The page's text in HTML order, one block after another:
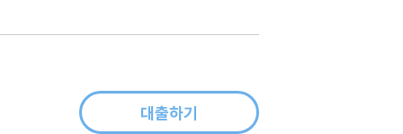
대출하기